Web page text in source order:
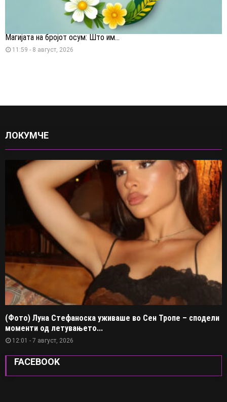
Магијата на бројот осум: Што им...
11:59 - 8 август, 2026
ЛОКУМЧЕ
(Фото) Луна Стефаноска уживаше во Сен Тропе – сподели
моменти од летувањето...
12:01 - 7 август, 2026
FACEBOOK